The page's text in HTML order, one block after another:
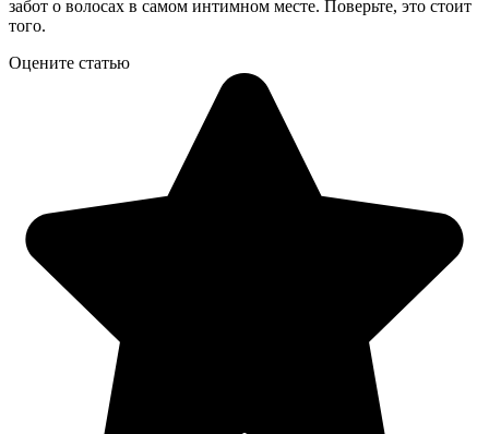
забот о волосах в самом интимном месте. Поверьте, это стоит
того.
Оцените статью